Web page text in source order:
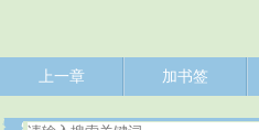
上一章 加书签